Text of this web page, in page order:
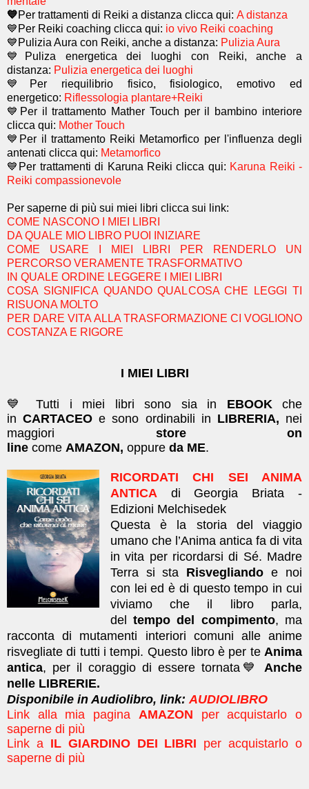
💙Per trattamenti di Reiki a distanza clicca qui: A distanza
💙Per Reiki coaching clicca qui: io vivo Reiki coaching
💙Pulizia Aura con Reiki, anche a distanza: Pulizia Aura
💙Puliza energetica dei luoghi con Reiki, anche a
distanza: Pulizia energetica dei luoghi
💙Per riequilibrio fisico, fisiologico, emotivo ed
energetico: Riflessologia plantare+Reiki
💙Per il trattamento Mather Touch per il bambino interiore
clicca qui: Mother Touch
💙Per il trattamento Reiki Metamorfico per l'influenza degli
antenati clicca qui: Metamorfico
💙Per trattamenti di Karuna Reiki clicca qui: Karuna Reiki -
Reiki compassionevole
Per saperne di più sui miei libri clicca sui link:
COME NASCONO I MIEI LIBRI
DA QUALE MIO LIBRO PUOI INIZIARE
COME USARE I MIEI LIBRI PER RENDERLO UN
PERCORSO VERAMENTE TRASFORMATIVO
IN QUALE ORDINE LEGGERE I MIEI LIBRI
COSA SIGNIFICA QUANDO QUALCOSA CHE LEGGI TI
RISUONA MOLTO
PER DARE VITA ALLA TRASFORMAZIONE CI VOGLIONO
COSTANZA E RIGORE
I MIEI LIBRI
💙 Tutti i miei libri sono sia in EBOOK che
inCARTACEOe sono ordinabili in LIBRERIA, nei
maggiori store on
line come AMAZON, oppure da ME.
RICORDATI CHI SEI ANIMA
ANTICA
di Georgia Briata -
Edizioni Melchisedek
Questa è la storia del viaggio
umano che l’Anima antica fa di vita
in vita per ricordarsi di Sé. Madre
Terra si sta Risvegliandoe noi
con lei ed è di questo tempo in cui
viviamo che il libro parla,
deltempo del compimento, ma
racconta di mutamenti interiori comuni alle anime
risvegliate di tutti i tempi. Questo libro è per te Anima
antica, per il coraggio di essere tornata💙 Anche
nelle LIBRERIE.
Disponibile in Audiolibro, link: AUDIOLIBRO
Link alla mia pagina AMAZON per acquistarlo o
saperne di più
Link a IL GIARDINO DEI LIBRI per acquistarlo o
saperne di più